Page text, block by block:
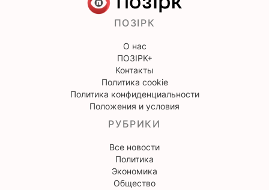
ПОЗІРК
О нас
ПОЗІРК+
Контакты
Политика cookie
Политика конфиденциальности
Положения и условия
РУБРИКИ
Все новости
Политика
Экономика
Общество